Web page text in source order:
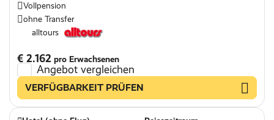
Vollpension
ohne Transfer
alltours
€ 2.162 pro Erwachsenen
Angebot vergleichen
VERFÜGBARKEIT PRÜFEN